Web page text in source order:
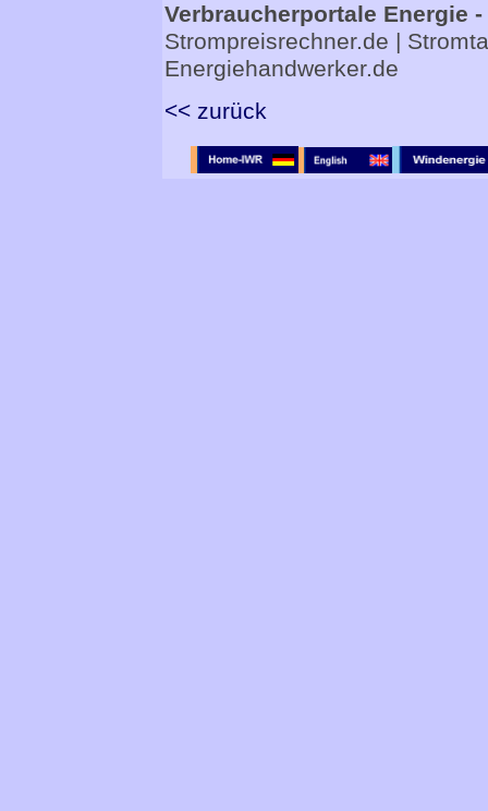
Verbraucherportale Energie
Strompreisrechner.de |
Energiehandwerker.de
<< zurück